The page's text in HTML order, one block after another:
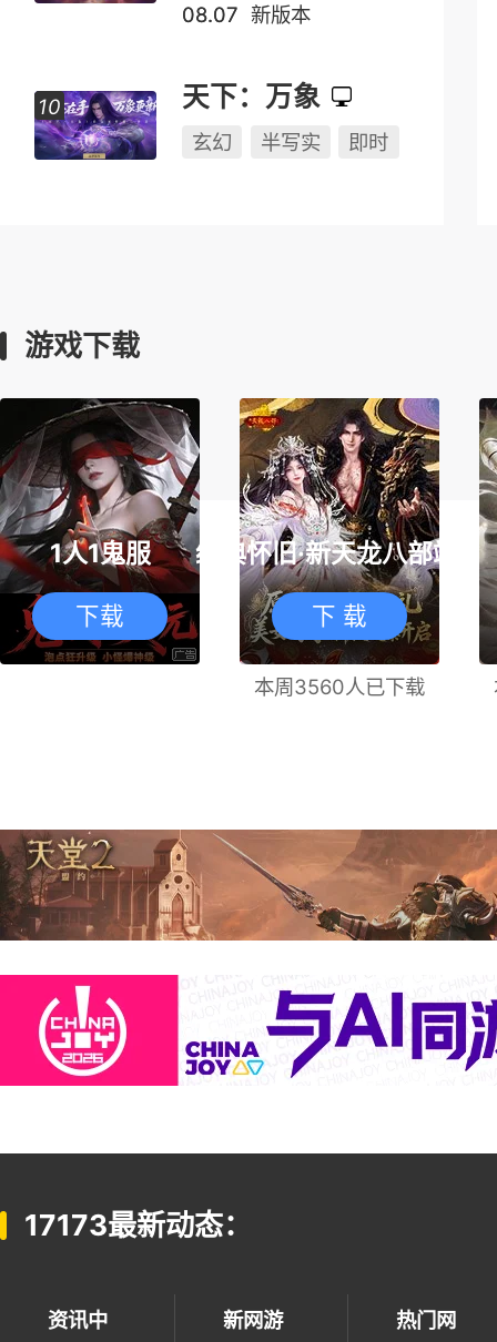
08.07 新版本
天下：万象
玄幻 半写实 即时
游戏下载
1人1鬼服
下载
经典怀旧·新天龙八部端游
下 载
本周3560人已下载
17173最新动态：
资讯中 新网游 热门网